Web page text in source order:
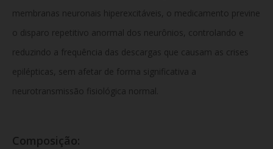
membranas neuronais hiperexcitáveis, o medicamento previne
o disparo repetitivo anormal dos neurônios, controlando e
reduzindo a frequência das descargas que causam as crises
epilépticas, sem afetar de forma significativa a
neurotransmissão fisiológica normal.
Composição: